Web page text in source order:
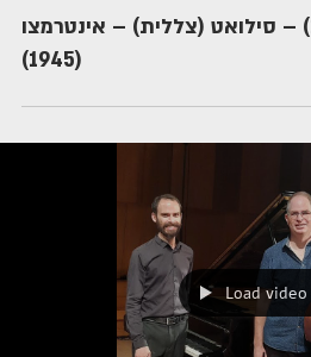
וילמוש מונטג (1908–1991) – סילואט (צללית) – אינטרמצו
(1945)
Load video